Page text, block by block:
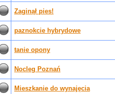
Zaginął pies!
paznokcie hybrydowe
tanie opony
Nocleg Poznań
Mieszkanie do wynajęcia